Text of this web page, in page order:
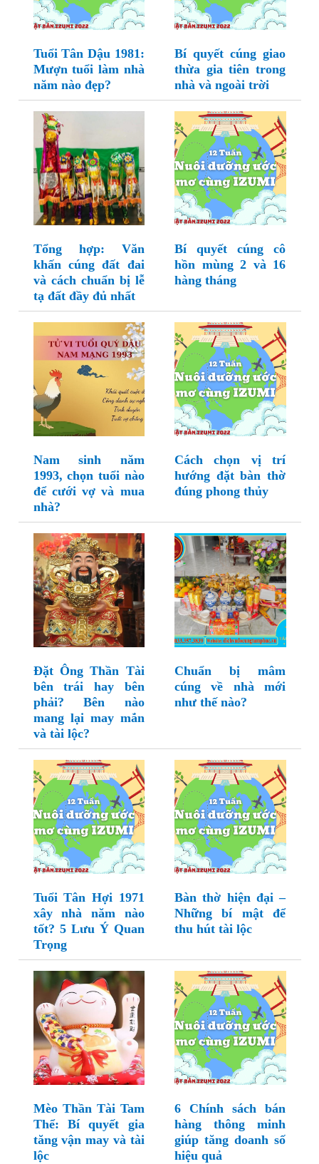
Tuổi Tân Dậu 1981:
Mượn tuổi làm nhà
năm nào đẹp?
Bí quyết cúng giao
thừa gia tiên trong
nhà và ngoài trời
Tổng hợp: Văn
khấn cúng đất đai
và cách chuẩn bị lễ
tạ đất đầy đủ nhất
Bí quyết cúng cô
hồn mùng 2 và 16
hàng tháng
Nam sinh năm
1993, chọn tuổi nào
để cưới vợ và mua
nhà?
Cách chọn vị trí
hướng đặt bàn thờ
đúng phong thủy
Đặt Ông Thần Tài
bên trái hay bên
phải? Bên nào
mang lại may mắn
và tài lộc?
Chuẩn bị mâm
cúng về nhà mới
như thế nào?
Tuổi Tân Hợi 1971
xây nhà năm nào
tốt? 5 Lưu Ý Quan
Trọng
Bàn thờ hiện đại –
Những bí mật để
thu hút tài lộc
Mèo Thần Tài Tam
Thể: Bí quyết gia
tăng vận may và tài
lộc
6 Chính sách bán
hàng thông minh
giúp tăng doanh số
hiệu quả